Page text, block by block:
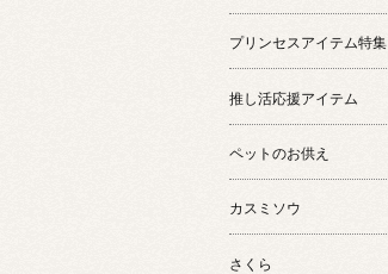
プリンセスアイテム特集
推し活応援アイテム
ペットのお供え
カスミソウ
さくら